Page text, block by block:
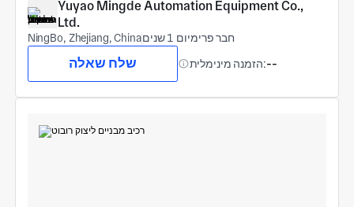
Yuyao Mingde Automation Equipment Co.,
Ltd.
NingBo, Zhejiang, China חבר פרימיום 1 שנים
שלח שאלה הזמנה מינימלית:--